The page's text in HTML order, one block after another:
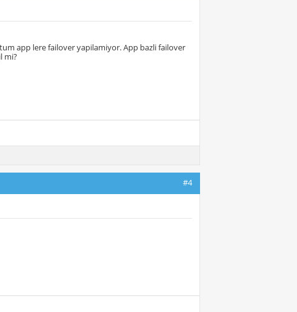
app lere failover yapilamiyor. App bazli failover
mi?
#4